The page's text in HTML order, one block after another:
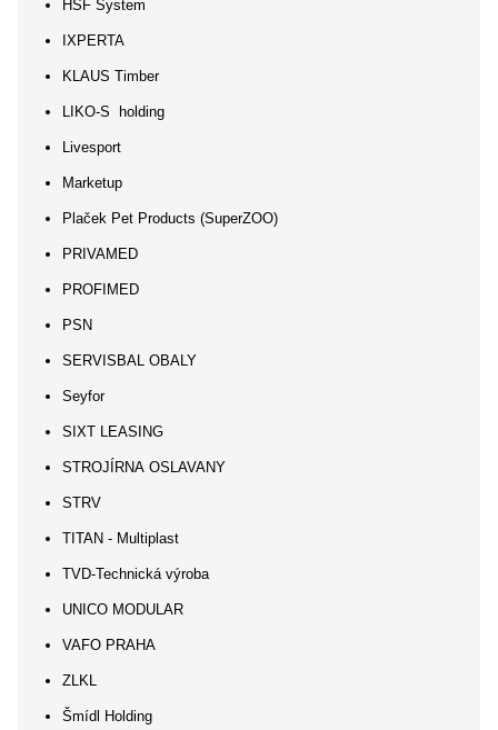
HSF System
IXPERTA
KLAUS Timber
LIKO-S holding
Livesport
Marketup
Plaček Pet Products (SuperZOO)
PRIVAMED
PROFIMED
PSN
SERVISBAL OBALY
Seyfor
SIXT LEASING
STROJÍRNA OSLAVANY
STRV
TITAN - Multiplast
TVD-Technická výroba
UNICO MODULAR
VAFO PRAHA
ZLKL
Šmídl Holding